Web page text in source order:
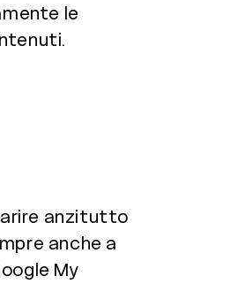
le
anzitutto
anche a
My